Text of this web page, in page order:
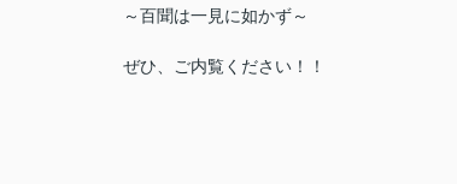
～百聞は一見に如かず～
ぜひ、ご内覧ください！！